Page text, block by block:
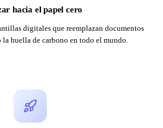
hacia el papel cero
digitales que reemplazan documentos
huella de carbono en todo el mundo.